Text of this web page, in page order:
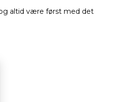
altid være først med det